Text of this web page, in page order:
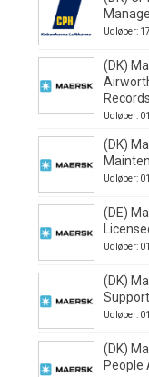
Udløber:
(DK)
Udløber:
(DK)
Udløber:
(DE)
Udløber:
(DK)
Udløber:
(DK)
People